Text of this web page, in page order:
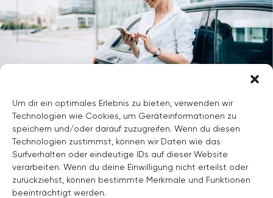
Um dir ein optimales Erlebnis zu bieten, verwenden wir
Technologien wie Cookies, um Geräteinformationen zu
speichern und/oder darauf zuzugreifen. Wenn du diesen
Technologien zustimmst, können wir Daten wie das
Surfverhalten oder eindeutige IDs auf dieser Website
verarbeiten. Wenn du deine Einwilligung nicht erteilst oder
zurückziehst, können bestimmte Merkmale und Funktionen
beeinträchtigt werden.
Contattaci oggi stesso.
Contattaci